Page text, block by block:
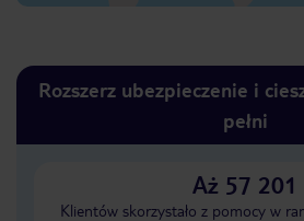
Rozszerz ubezpieczenie i
pełni
Aż 57 201
Klientów skorzystało z pomocy w